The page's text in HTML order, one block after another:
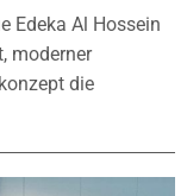
Edeka Al Hossein
moderner
die